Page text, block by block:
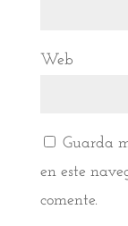
Web
Guarda
en este
comente.